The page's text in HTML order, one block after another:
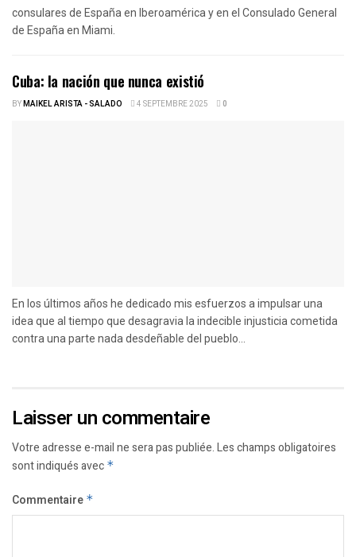
consulares de España en Iberoamérica y en el Consulado General
de España en Miami.
Cuba: la nación que nunca existió
BYMAIKEL ARISTA - SALADO 4 SEPTEMBRE 2025 0
En los últimos años he dedicado mis esfuerzos a impulsar una
idea que al tiempo que desagravia la indecible injusticia cometida
contra una parte nada desdeñable del pueblo...
Laisser un commentaire
Votre adresse e-mail ne sera pas publiée.Les champs obligatoires
sont indiqués avec *
Commentaire *